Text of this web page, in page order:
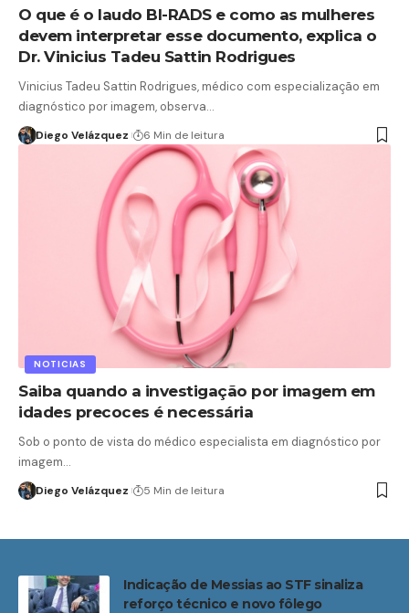
O que é o laudo BI-RADS e como as mulheres
devem interpretar esse documento, explica o
Dr. Vinicius Tadeu Sattin Rodrigues
Vinicius Tadeu Sattin Rodrigues, médico com especialização em
diagnóstico por imagem, observa…
Diego Velázquez 6 Min de leitura
NOTICIAS
Saiba quando a investigação por imagem em
idades precoces é necessária
Sob o ponto de vista do médico especialista em diagnóstico por
imagem…
Diego Velázquez 5 Min de leitura
Indicação de Messias ao STF sinaliza
reforço técnico e novo fôlego